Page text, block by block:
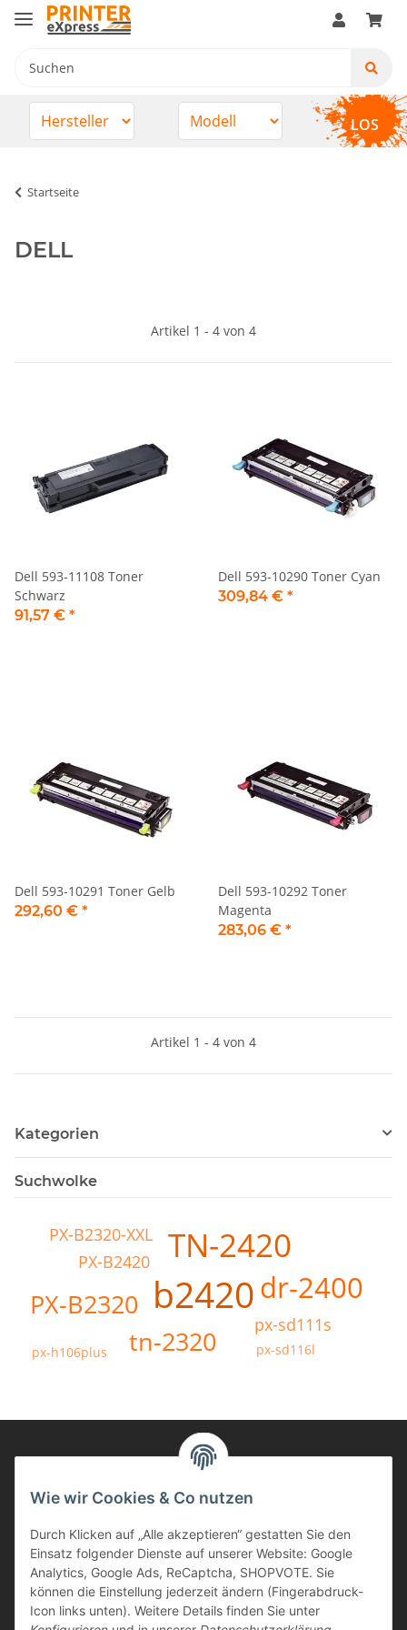
LOS
Startseite
DELL
Artikel 1 - 4 von 4
Dell 593-11108 Toner
Schwarz
91,57 € *
Dell 593-10290 Toner Cyan
309,84 € *
Dell 593-10291 Toner Gelb
292,60 € *
Dell 593-10292 Toner
Magenta
283,06 € *
Artikel 1 - 4 von 4
Kategorien
Suchwolke
b2420
TN-2420
dr-2400
PX-B2320
tn-2320
px-sd111s
PX-B2420
PX-B2320-XXL
px-sd116l
px-h106plus
Informationen
Kunden Service
Haben Sie Fragen zu unseren Produkten?
Dann rufen Sie uns gerne an:
Wie wir Cookies & Co nutzen
Durch Klicken auf „Alle akzeptieren“ gestatten Sie den
Einsatz folgender Dienste auf unserer Website: Google
Analytics, Google Ads, ReCaptcha, SHOPVOTE. Sie
können die Einstellung jederzeit ändern (Fingerabdruck-
Icon links unten). Weitere Details finden Sie unter